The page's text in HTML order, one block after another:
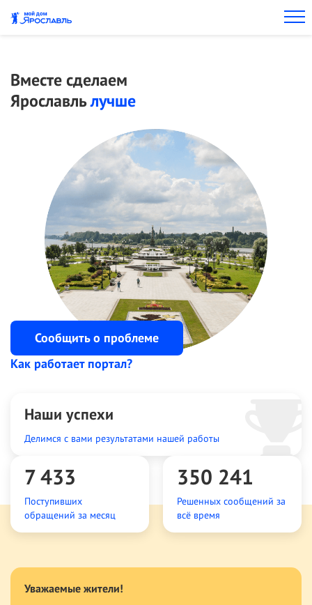
Вместе сделаем
Ярославльлучше
Сообщить о проблеме
Как работает портал?
Наши успехи
Делимся с вами результатами нашей работы
7 433
Поступивших
обращений за месяц
350 241
Решенных сообщений за
всё время
Уважаемые жители!
Уважаемые Ярославцы!